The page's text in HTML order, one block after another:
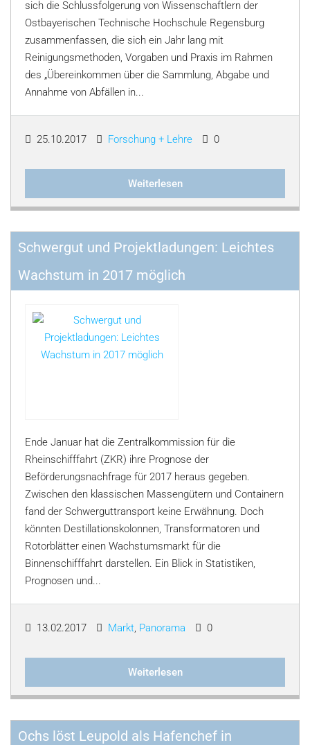
sich die Schlussfolgerung von Wissenschaftlern der
Ostbayerischen Technische Hochschule Regensburg
zusammenfassen, die sich ein Jahr lang mit
Reinigungsmethoden, Vorgaben und Praxis im Rahmen
des „Übereinkommen über die Sammlung, Abgabe und
Annahme von Abfällen in...
25.10.2017 Forschung + Lehre 0
Weiterlesen
Schwergut und Projektladungen: Leichtes
Wachstum in 2017 möglich
Ende Januar hat die Zentralkommission für die
Rheinschifffahrt (ZKR) ihre Prognose der
Beförderungsnachfrage für 2017 heraus gegeben.
Zwischen den klassischen Massengütern und Containern
fand der Schwerguttransport keine Erwähnung. Doch
könnten Destillationskolonnen, Transformatoren und
Rotorblätter einen Wachstumsmarkt für die
Binnenschifffahrt darstellen. Ein Blick in Statistiken,
Prognosen und...
13.02.2017 Markt Panorama 0
Weiterlesen
Ochs löst Leupold als Hafenchef in